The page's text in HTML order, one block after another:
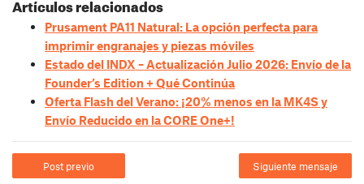
Artículos relacionados
Prusament PA11 Natural: La opción perfecta para
imprimir engranajes y piezas móviles
Estado del INDX – Actualización Julio 2026: Envío de la
Founder’s Edition + Qué Continúa
Oferta Flash del Verano: ¡20% menos en la MK4S y
Envío Reducido en la CORE One+!
Post previo Siguiente mensaje